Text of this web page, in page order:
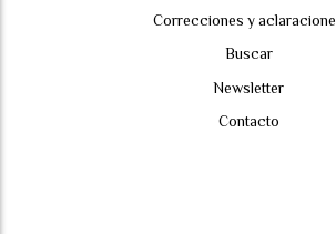
Correcciones y
Buscar
Newsletter
Contacto